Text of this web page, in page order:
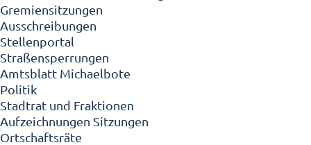
Gremiensitzungen
Ausschreibungen
Stellenportal
Straßensperrungen
Amtsblatt Michaelbote
Politik
Stadtrat und Fraktionen
Aufzeichnungen Sitzungen
Ortschaftsräte